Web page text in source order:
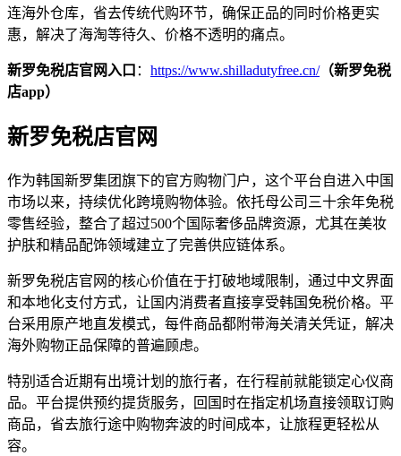
连海外仓库，省去传统代购环节，确保正品的同时价格更实
惠，解决了海淘等待久、价格不透明的痛点。
新罗免税店官网入口 ： https://www.shilladutyfree.cn/（新罗免税
店app）
新罗免税店官网
作为韩国新罗集团旗下的官方购物门户，这个平台自进入中国
市场以来，持续优化跨境购物体验。依托母公司三十余年免税
零售经验，整合了超过500个国际奢侈品牌资源，尤其在美妆
护肤和精品配饰领域建立了完善供应链体系。
新罗免税店官网的核心价值在于打破地域限制，通过中文界面
和本地化支付方式，让国内消费者直接享受韩国免税价格。平
台采用原产地直发模式，每件商品都附带海关清关凭证，解决
海外购物正品保障的普遍顾虑。
特别适合近期有出境计划的旅行者，在行程前就能锁定心仪商
品。平台提供预约提货服务，回国时在指定机场直接领取订购
商品，省去旅行途中购物奔波的时间成本，让旅程更轻松从
容。